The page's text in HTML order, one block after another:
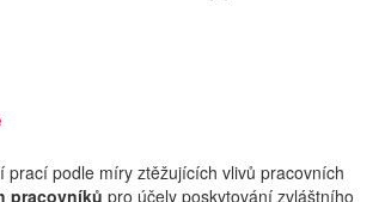
podle míry ztěžujících vlivů pracovních
pracovníků pro účely poskytování zvláštního